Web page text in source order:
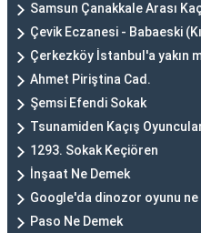
Samsun Çanakkale Arası
Çevik Eczanesi - Babaeski
Çerkezköy İstanbul'a yakın
Ahmet Piriştina Cad.
Şemsi Efendi Sokak
Tsunamiden Kaçış
1293. Sokak Keçiören
İnşaat Ne Demek
Google'da dinozor oyunu ne
Paso Ne Demek